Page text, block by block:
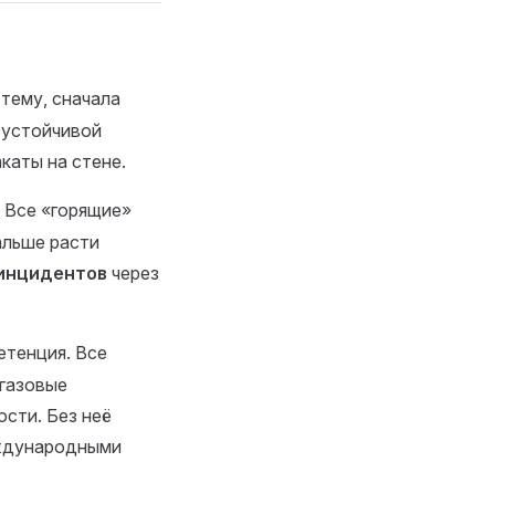
сначала
на стене.
«горящие»
расти
через
Все
Без неё